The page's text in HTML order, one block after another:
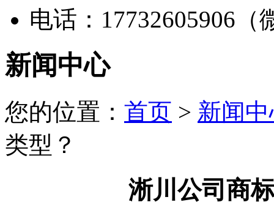
电话：17732605906（
新闻中心
您的位置： 首页 > 新闻
类型？
淅川公司商